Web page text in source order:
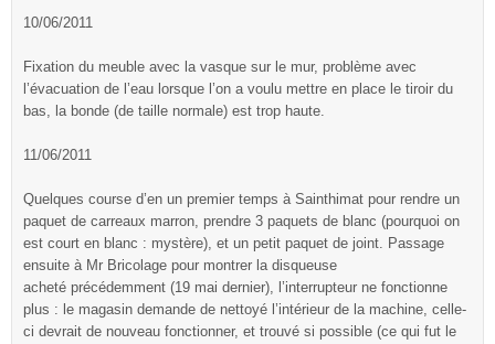
10/06/2011
Fixation du meuble avec la vasque sur le mur, problème avec
l’évacuation de l’eau lorsque l’on a voulu mettre en place le tiroir du
bas, la bonde (de taille normale) est trop haute.
11/06/2011
Quelques course d’en un premier temps à Sainthimat pour rendre un
paquet de carreaux marron, prendre 3 paquets de blanc (pourquoi on
est court en blanc : mystère), et un petit paquet de joint. Passage
ensuite à Mr Bricolage pour montrer la disqueuse
acheté précédemment (19 mai dernier), l’interrupteur ne fonctionne
plus : le magasin demande de nettoyé l’intérieur de la machine, celle-
ci devrait de nouveau fonctionner, et trouvé si possible (ce qui fut le